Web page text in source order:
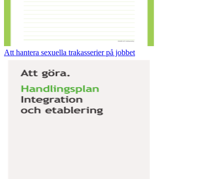
Att hantera sexuella trakasserier på jobbet